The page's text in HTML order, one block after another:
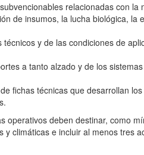
relacionadas con
de insumos, la lucha biológica, la
y de las condiciones de
a tanto alzado y de los
fichas técnicas que desarrollan
operativos deben destinar, como
y climáticas e incluir al menos tres